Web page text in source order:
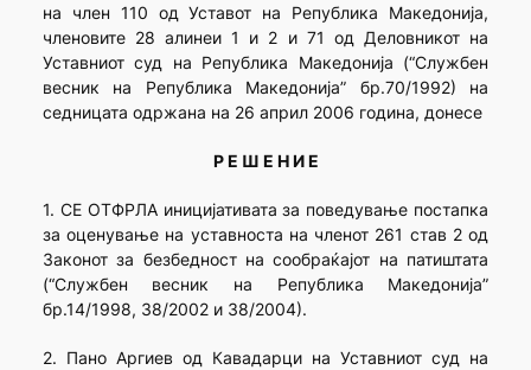
на член 110 од Уставот на Република Македонија,
членовите 28 алинеи 1 и 2 и 71 од Деловникот на
Уставниот суд на Република Македонија (“Службен
весник на Република Македонија” бр.70/1992) на
седницата одржана на 26 април 2006 година, донесе
Р Е Ш Е Н И Е
1. СЕ ОТФРЛА иницијативата за поведување постапка
за оценување на уставноста на членот 261 став 2 од
Законот за безбедност на сообраќајот на патиштата
(“Службен весник на Република Македонија”
бр.14/1998, 38/2002 и 38/2004).
2. Пано Аргиев од Кавадарци на Уставниот суд на